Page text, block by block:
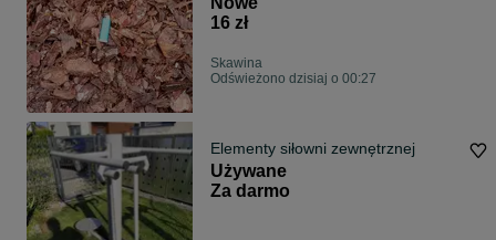
16 zł
Skawina
Odświeżono dzisiaj o 00:27
Elementy siłowni zewnętrznej
Używane
Za darmo